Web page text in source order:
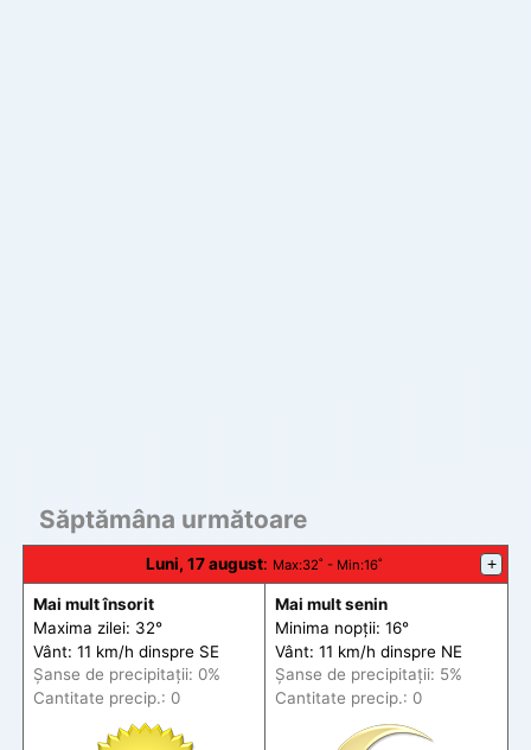
Săptămâna următoare
Luni, 17 august: Max:32˚ - Min:16˚ +
Mai mult însorit
Maxima zilei: 32°
Vânt: 11 km/h dinspre SE
Șanse de precipitații: 0%
Cantitate precip.: 0
Mai mult senin
Minima nopții: 16°
Vânt: 11 km/h dinspre NE
Șanse de precipitații: 5%
Cantitate precip.: 0